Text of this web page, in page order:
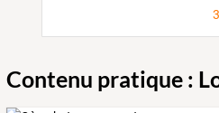
Contenu pratique :